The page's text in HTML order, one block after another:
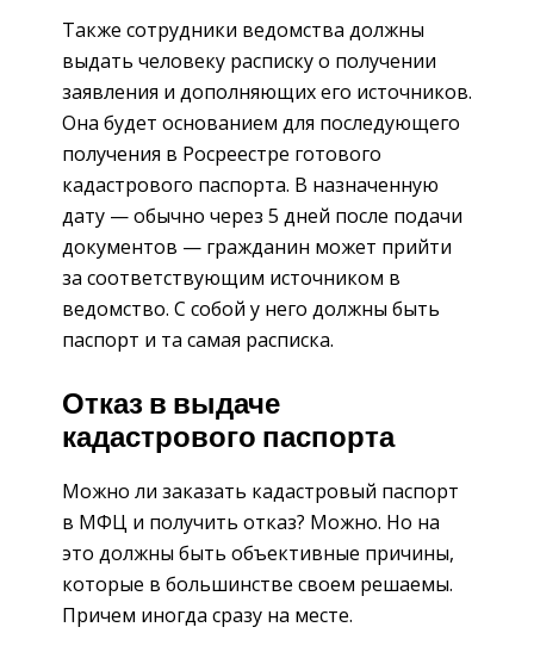
Также сотрудники ведомства должны
выдать человеку расписку о получении
заявления и дополняющих его источников.
Она будет основанием для последующего
получения в Росреестре готового
кадастрового паспорта. В назначенную
дату — обычно через 5 дней после подачи
документов — гражданин может прийти
за соответствующим источником в
ведомство. С собой у него должны быть
паспорт и та самая расписка.
Отказ в выдаче
кадастрового паспорта
Можно ли заказать кадастровый паспорт
в МФЦ и получить отказ? Можно. Но на
это должны быть объективные причины,
которые в большинстве своем решаемы.
Причем иногда сразу на месте.